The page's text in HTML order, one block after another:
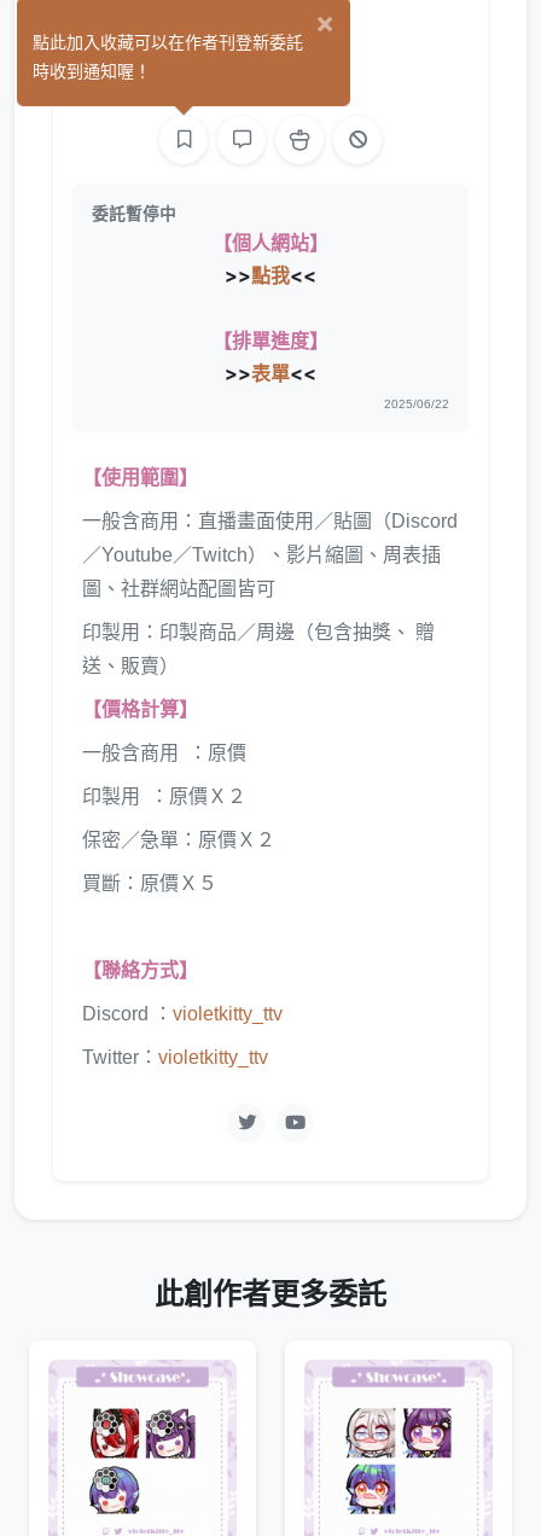
芓芓_
委託暫停中
【個人網站】
>>點我<<
【排單進度】
>>表單<<
2025/06/22
【使用範圍】
一般含商用：直播畫面使用／貼圖（Discord
／Youtube／Twitch）、影片縮圖、周表插
圖、社群網站配圖皆可
印製用：印製商品／周邊（包含抽獎、 贈
送、販賣）
【價格計算】
一般含商用 ：原價
印製用 ：原價Ｘ２
保密／急單：原價Ｘ２
​​買斷：原價Ｘ５​​
【聯絡方式】
Discord ： violetkitty_ttv
Twitter： violetkitty_ttv
此創作者更多委託
×
點此加入收藏可以在作者刊登新委託
時收到通知喔！